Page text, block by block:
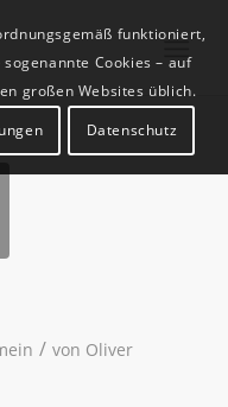
/ von Oliver
funktioniert,
Cookies – auf
großen Websites üblich.
Datenschutz